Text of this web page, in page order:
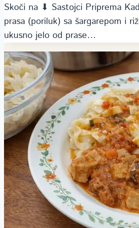
Skoči na ⬇ Sastojci Priprema
prasa (poriluk) sa šargarepom i
ukusno jelo od prase…